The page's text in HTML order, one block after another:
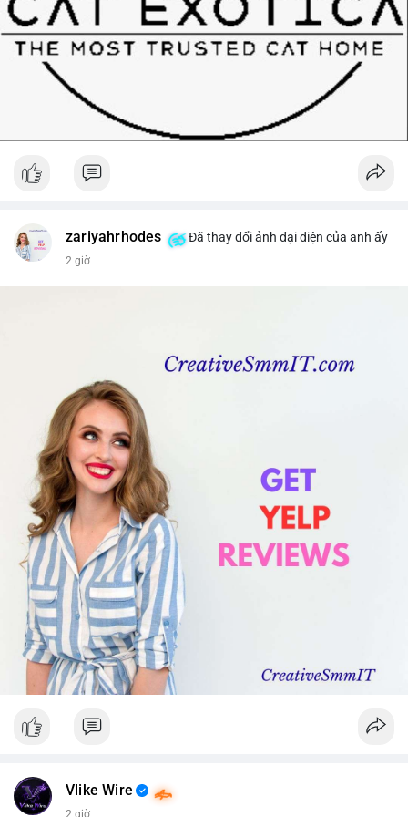
zariyahrhodes Đã thay đổi ảnh đại diện của anh ấy
2 giờ
Vlike Wire